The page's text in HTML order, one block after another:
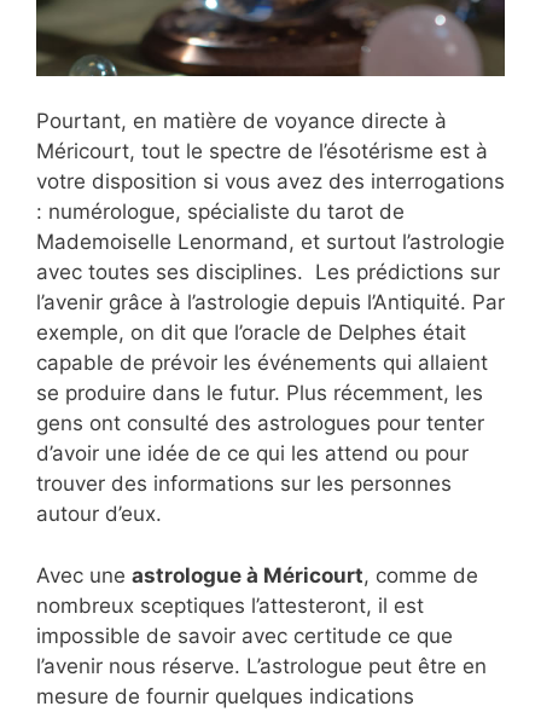
Pourtant, en matière de voyance directe à
Méricourt, tout le spectre de l’ésotérisme est à
votre disposition si vous avez des interrogations
: numérologue, spécialiste du tarot de
Mademoiselle Lenormand, et surtout l’astrologie
avec toutes ses disciplines. Les prédictions sur
l’avenir grâce à l’astrologie depuis l’Antiquité. Par
exemple, on dit que l’oracle de Delphes était
capable de prévoir les événements qui allaient
se produire dans le futur. Plus récemment, les
gens ont consulté des astrologues pour tenter
d’avoir une idée de ce qui les attend ou pour
trouver des informations sur les personnes
autour d’eux.
Avec une astrologue à Méricourt, comme de
nombreux sceptiques l’attesteront, il est
impossible de savoir avec certitude ce que
l’avenir nous réserve. L’astrologue peut être en
mesure de fournir quelques indications